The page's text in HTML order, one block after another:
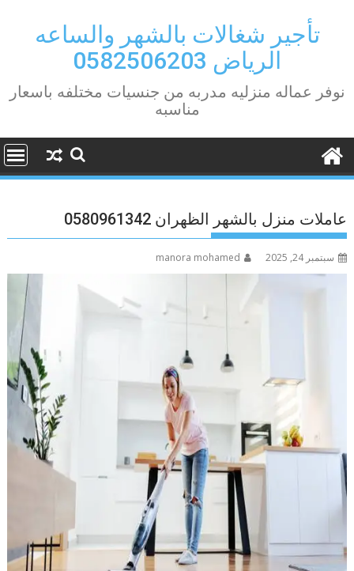
contentتأجير شغالات بالشهر والساعه
الرياض 0582506203
نوفر عماله منزليه مدربه من جنسيات مختلفه باسعار
مناسبه
عاملات منزل بالشهر الظهران 0580961342
سبتمبر 24, 2025 manora mohamed